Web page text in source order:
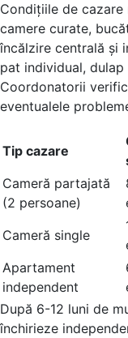
Condițiile de cazare
camere curate,
încălzire centrală și
pat individual,
Coordonatorii
eventualele
Tip cazare
Cameră partajată
(2 persoane)
Cameră single
Apartament
independent
După 6-12 luni de
închirieze